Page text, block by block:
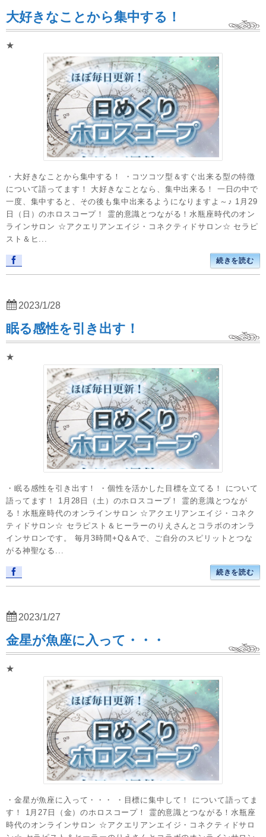
大好きなことから集中する！
★
・大好きなことから集中する！ ・コツコツ型＆すぐ出来る型の特徴
について語ってます！ 大好きなことなら、集中出来る！ 一日の中で
一度、集中すると、その後も集中出来るようになりますよ～♪ 1月29
日（日）のホロスコープ！ 霊的意識とつながる！水瓶座時代のオン
ラインサロン ☆アクエリアンエイジ・コネクティドサロン☆ セラピ
スト＆ヒ...
続きを読む
眠る感性を引き出す！
★
・眠る感性を引き出す！ ・個性を活かした目標を立てる！ について
語ってます！ 1月28日（土）のホロスコープ！ 霊的意識とつなが
る！水瓶座時代のオンラインサロン ☆アクエリアンエイジ・コネク
ティドサロン☆ セラピスト＆ヒーラーのりえさんとコラボのオンラ
インサロンです。 毎月3時間+Q＆Aで、ご自分のスピリットとつな
がる神聖なる...
続きを読む
2023/1/28
金星が魚座に入って・・・
★
・金星が魚座に入って・・・ ・目標に集中して！ について語ってま
す！ 1月27日（金）のホロスコープ！ 霊的意識とつながる！水瓶座
時代のオンラインサロン ☆アクエリアンエイジ・コネクティドサロ
2023/1/27